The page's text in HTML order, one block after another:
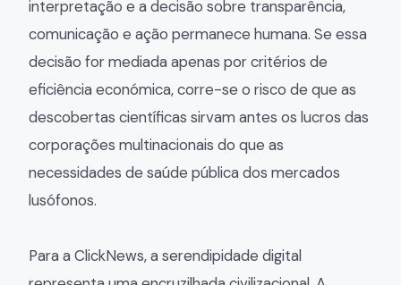
interpretação e a decisão sobre transparência,
comunicação e ação permanece humana. Se essa
decisão for mediada apenas por critérios de
eficiência económica, corre-se o risco de que as
descobertas científicas sirvam antes os lucros das
corporações multinacionais do que as
necessidades de saúde pública dos mercados
lusófonos.
Para a ClickNews, a serendipidade digital